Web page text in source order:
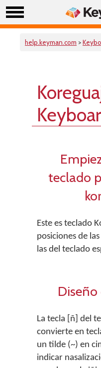
help.keyman.com >
teclado
Este es teclado
posiciones de
las del teclado
Diseño
La tecla [ñ] del
convierte en
un tilde (~) en
indicar